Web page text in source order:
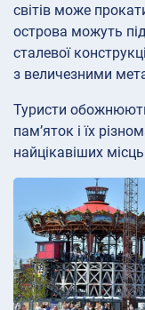
світів може
острова можуть
сталевої
з величезними
Туристи
пам’яток і їх
найцікавіших